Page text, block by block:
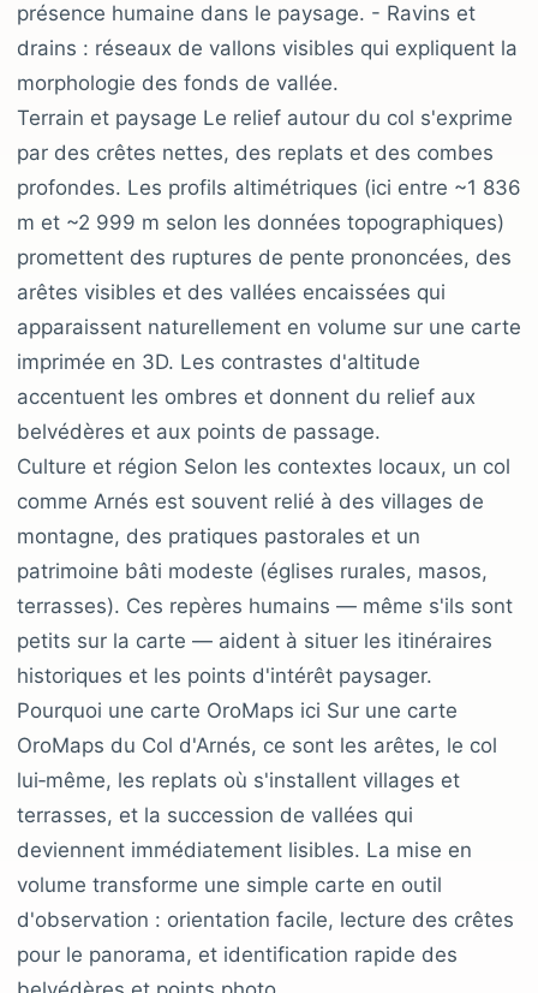
présence humaine dans le paysage. - Ravins et
drains : réseaux de vallons visibles qui expliquent la
morphologie des fonds de vallée.
Terrain et paysage Le relief autour du col s'exprime
par des crêtes nettes, des replats et des combes
profondes. Les profils altimétriques (ici entre ~1 836
m et ~2 999 m selon les données topographiques)
promettent des ruptures de pente prononcées, des
arêtes visibles et des vallées encaissées qui
apparaissent naturellement en volume sur une carte
imprimée en 3D. Les contrastes d'altitude
accentuent les ombres et donnent du relief aux
belvédères et aux points de passage.
Culture et région Selon les contextes locaux, un col
comme Arnés est souvent relié à des villages de
montagne, des pratiques pastorales et un
patrimoine bâti modeste (églises rurales, masos,
terrasses). Ces repères humains — même s'ils sont
petits sur la carte — aident à situer les itinéraires
historiques et les points d'intérêt paysager.
Pourquoi une carte OroMaps ici Sur une carte
OroMaps du Col d'Arnés, ce sont les arêtes, le col
lui‑même, les replats où s'installent villages et
terrasses, et la succession de vallées qui
deviennent immédiatement lisibles. La mise en
volume transforme une simple carte en outil
d'observation : orientation facile, lecture des crêtes
pour le panorama, et identification rapide des